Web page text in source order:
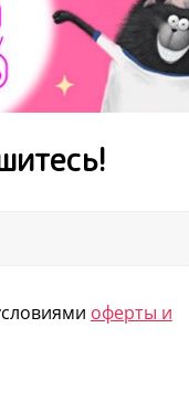
оферты и